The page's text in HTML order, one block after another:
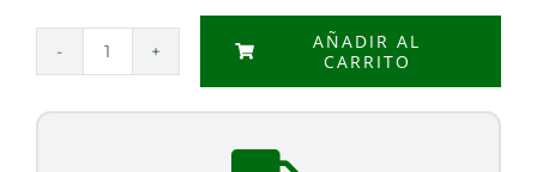
FILTRO
AÑADIR AL
CARRITO